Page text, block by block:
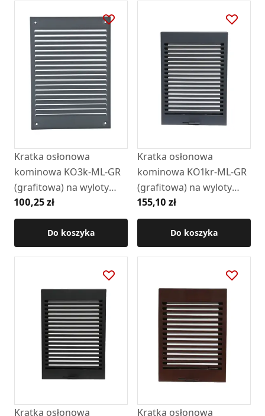
Kratka osłonowa
kominowa KO3k-ML-GR
(grafitowa) na wyloty
boczne (RAL7024)
100,25 zł
Do koszyka
Kratka osłonowa
kominowa KO1kr-ML-GR
(grafitowa) na wyloty
boczne z ramką
155,10 zł
Do koszyka
Kratka osłonowa Kratka osłonowa